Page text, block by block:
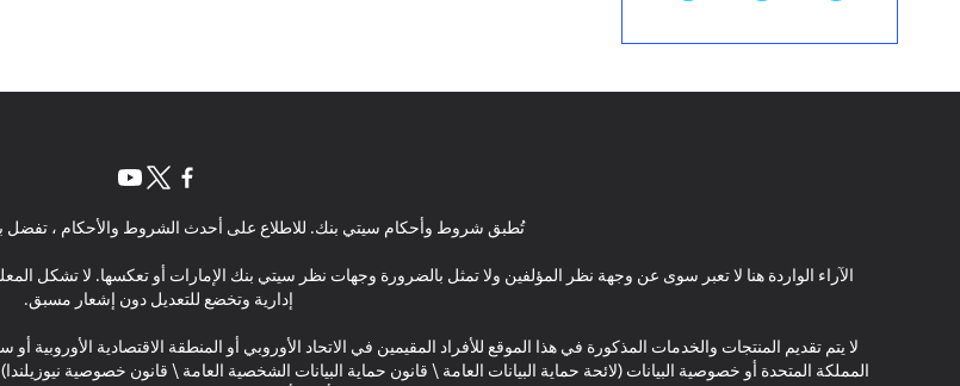
تُطبق شروط وأحكام سيتي بنك. للاطلاع على أحدث الشروط والأحكام ، تفضل
الآراء الواردة هنا لا تعبر سوى عن وجهة نظر المؤلفين ولا تمثل بالضرورة وجهات نظر سيتي بنك الإمارات أو تعكسها. لا تشكل
إدارية وتخضع للتعديل دون إشعار مسبق.
لا يتم تقديم المنتجات والخدمات المذكورة في هذا الموقع للأفراد المقيمين في الاتحاد الأوروبي أو المنطقة الاقتصادية
المملكة المتحدة أو خصوصية البيانات (لائحة حماية البيانات العامة \ قانون حماية البيانات الشخصية العامة \ قانون خصوصية